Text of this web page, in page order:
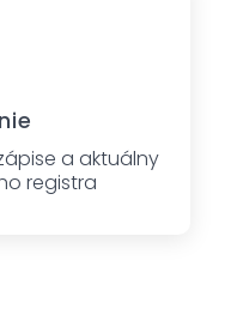
a aktuálny
registra